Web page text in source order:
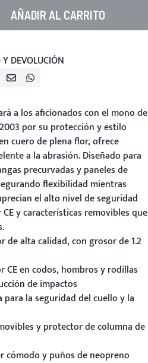
AÑADIR AL CARRITO
DEVOLUCIÓN
a los aficionados con el mono de
por su protección y estilo
cuero de plena flor, ofrece
a la abrasión. Diseñado para
precurvadas y paneles de
flexibilidad mientras
el alto nivel de seguridad
y características removibles que
de alta calidad, con grosor de 1.2
en codos, hombros y rodillas
de impactos
la seguridad del cuello y la
y protector de columna de
cómodo y puños de neopreno